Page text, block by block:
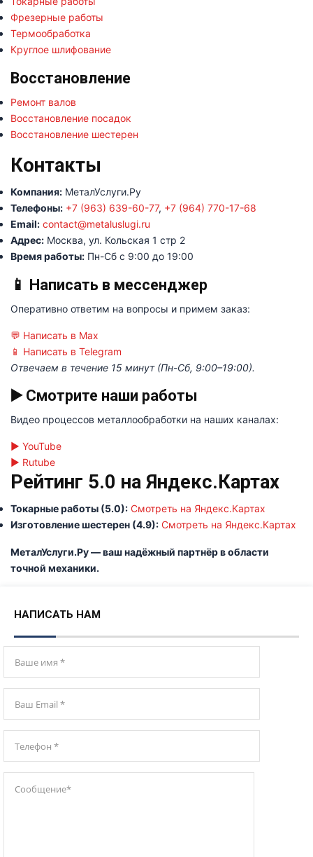
Фрезерные работы
Термообработка
Круглое шлифование
Восстановление
Ремонт валов
Восстановление посадок
Восстановление шестерен
Контакты
Компания: МеталУслуги.Ру
Телефоны: +7 (963) 639-60-77, +7 (964) 770-17-68
Email: contact@metaluslugi.ru
Адрес: Москва, ул. Кольская 1 стр 2
Время работы: Пн-Сб с 9:00 до 19:00
📱 Написать в мессенджер
Оперативно ответим на вопросы и примем заказ:
💬 Написать в Max
📱 Написать в Telegram
Отвечаем в течение 15 минут (Пн-Сб, 9:00–19:00).
▶️ Смотрите наши работы
Видео процессов металлообработки на наших каналах:
▶️ YouTube
▶️ Rutube
Рейтинг 5.0 на Яндекс.Картах
Токарные работы (5.0): Смотреть на Яндекс.Картах
Изготовление шестерен (4.9): Смотреть на Яндекс.Картах
МеталУслуги.Ру — ваш надёжный партнёр в области
точной механики.
НАПИСАТЬ НАМ